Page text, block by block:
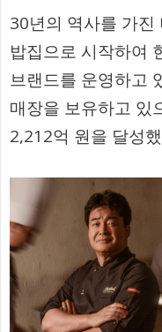
30년의 역사를 가
밥집으로 시작하여
브랜드를 운영하고
매장을 보유하고 있
2,212억 원을 달성